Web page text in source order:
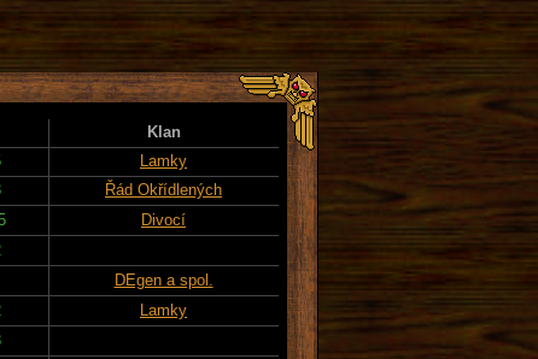
Klan
Lamky
Řád Okřídlených
Divocí
DEgen a spol.
Lamky